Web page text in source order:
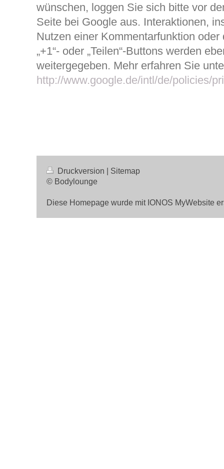
wünschen, loggen Sie sich bitte vor
Seite bei Google aus. Interaktionen,
Nutzen einer Kommentarfunktion
„+1“- oder „Teilen“-Buttons werden
weitergegeben. Mehr erfahren Sie
http://www.google.de/intl/de/policies/
Druckversion
Sitemap
© Bodylounge
Diese Homepage wurde mit IONOS MyWebsite